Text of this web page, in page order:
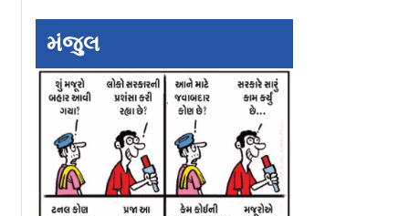
ગુજરાતમાં ચાંદીપુરા
વાઇરસથી બાવીસ
બાળદરદીઓનાં મૃત્યુ
મંજુલ